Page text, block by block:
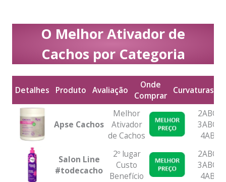
O Melhor Ativador de
Cachos por Categoria
Detalhes Produto Avaliação
Onde
Comprar Curvaturas
Detalhes
Avaliação
Onde
Comprar
Apse Cachos
Melhor
Ativador
de Cachos
2ABC /
3ABC /
4ABC
Salon Line
#todecacho
2º lugar
Custo
Benefício
2ABC /
3ABC /
4ABC